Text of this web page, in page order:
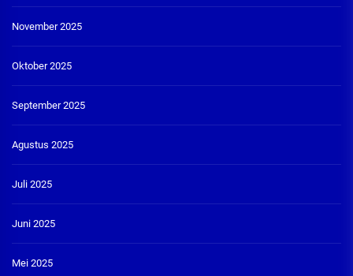
November 2025
Oktober 2025
September 2025
Agustus 2025
Juli 2025
Juni 2025
Mei 2025